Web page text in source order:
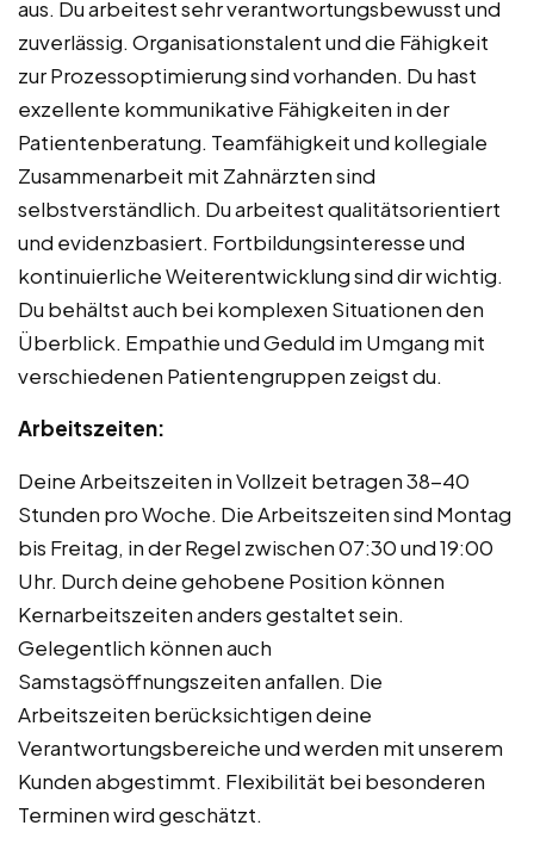
aus. Du arbeitest sehr verantwortungsbewusst und
zuverlässig. Organisationstalent und die Fähigkeit
zur Prozessoptimierung sind vorhanden. Du hast
exzellente kommunikative Fähigkeiten in der
Patientenberatung. Teamfähigkeit und kollegiale
Zusammenarbeit mit Zahnärzten sind
selbstverständlich. Du arbeitest qualitätsorientiert
und evidenzbasiert. Fortbildungsinteresse und
kontinuierliche Weiterentwicklung sind dir wichtig.
Du behältst auch bei komplexen Situationen den
Überblick. Empathie und Geduld im Umgang mit
verschiedenen Patientengruppen zeigst du.
Arbeitszeiten:
Deine Arbeitszeiten in Vollzeit betragen 38-40
Stunden pro Woche. Die Arbeitszeiten sind Montag
bis Freitag, in der Regel zwischen 07:30 und 19:00
Uhr. Durch deine gehobene Position können
Kernarbeitszeiten anders gestaltet sein.
Gelegentlich können auch
Samstagsöffnungszeiten anfallen. Die
Arbeitszeiten berücksichtigen deine
Verantwortungsbereiche und werden mit unserem
Kunden abgestimmt. Flexibilität bei besonderen
Terminen wird geschätzt.